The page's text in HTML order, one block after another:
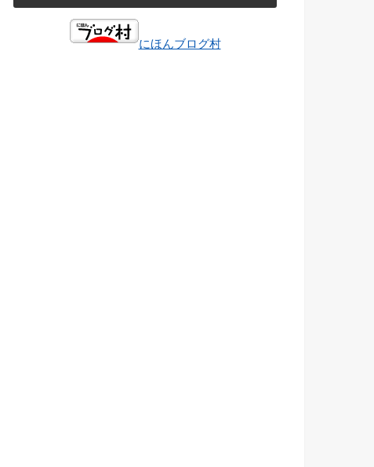
にほんブログ村